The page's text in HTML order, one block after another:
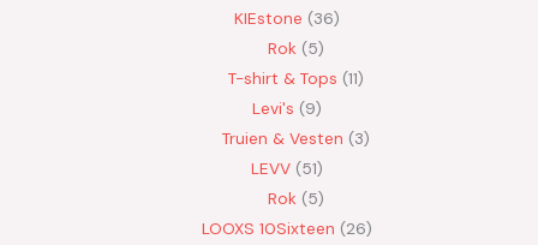
KIEstone
36
Rok
5
T-shirt & Tops 11
Levi's
9
Truien & Vesten
3
LEVV 51
Rok
5
LOOXS 10Sixteen
26